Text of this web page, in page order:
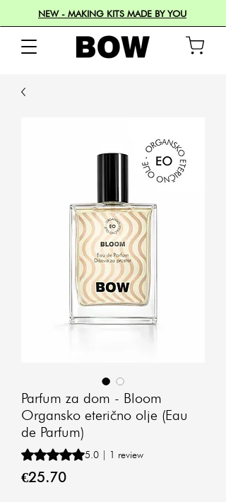
NEW - MAKING KITS MADE BY YOU
Parfum za dom - Bloom
Organsko eterično olje (Eau
de Parfum)
Rating is 5.0 out of five stars based on 1
5.0 | 1 review
€25.70Price